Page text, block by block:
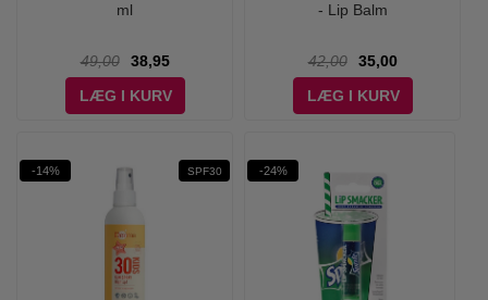
ml
49,00
38,95
LÆG I KURV
- Lip Balm
42,00
35,00
LÆG I KURV
-14% SPF30 -24%